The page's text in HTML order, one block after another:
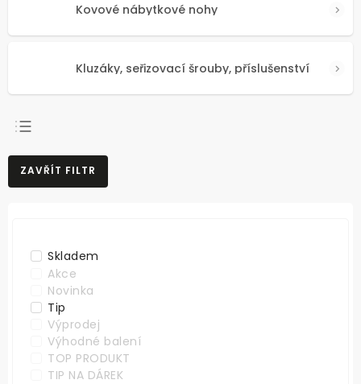
Kovové nábytkové nohy
Kluzáky, seřizovací šrouby, příslušenství
NEJPRODÁVANĚJŠÍ
NEJLEVNĚJŠÍ
ZAVŘÍT FILTR
Skladem
Akce
Novinka
Tip
Výprodej
Výhodné balení
TOP PRODUKT
TIP NA DÁREK